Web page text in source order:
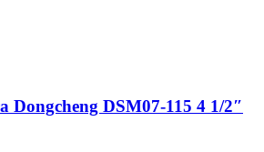
Dongcheng DSM07-115 4 1/2″